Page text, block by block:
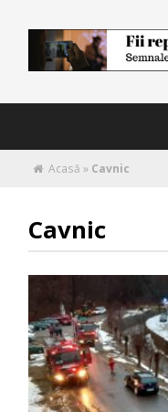
Acasă » Cavnic
Cavnic